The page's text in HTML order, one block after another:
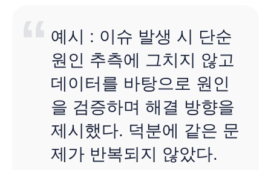
예시 : 이슈 발생 시 단순
원인 추측에 그치지 않고
데이터를 바탕으로 원인
을 검증하며 해결 방향을
제시했다. 덕분에 같은 문
제가 반복되지 않았다.